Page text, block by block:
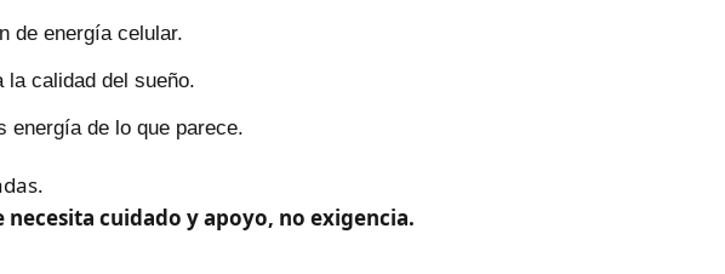
de energía celular.
la calidad del sueño.
energía de lo que parece.
cuidado y apoyo, no exigencia.